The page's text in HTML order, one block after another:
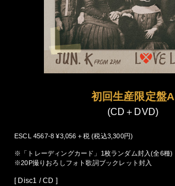
初回生産限定盤A
(CD＋DVD)
ESCL 4567-8 ¥3,056＋税 (税込3,300円)
※「トレーディングカード」1枚ランダム封入(全6種)
※20P撮りおろしフォト歌詞ブックレット封入
[ Disc1 / CD ]